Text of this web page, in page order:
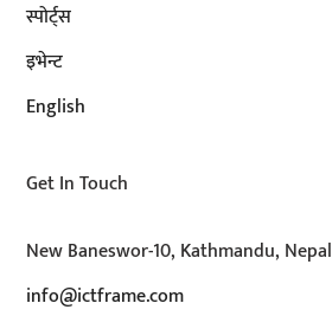
स्पोर्ट्स
इभेन्ट
English
Get In Touch
New Baneswor-10, Kathmandu, Nepal
info@ictframe.com